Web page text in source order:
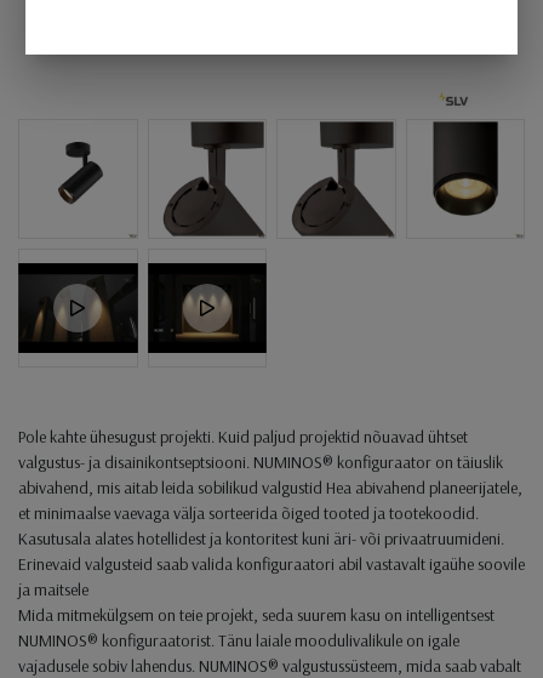
Pole kahte ühesugust projekti. Kuid paljud projektid nõuavad ühtset
valgustus- ja disainikontseptsiooni. NUMINOS® konfiguraator on täiuslik
abivahend, mis aitab leida sobilikud valgustid Hea abivahend planeerijatele,
et minimaalse vaevaga välja sorteerida õiged tooted ja tootekoodid.
Kasutusala alates hotellidest ja kontoritest kuni äri- või privaatruumideni.
Erinevaid valgusteid saab valida konfiguraatori abil vastavalt igaühe soovile
ja maitsele
Mida mitmekülgsem on teie projekt, seda suurem kasu on intelligentsest
NUMINOS® konfiguraatorist. Tänu laiale moodulivalikule on igale
vajadusele sobiv lahendus. NUMINOS® valgustussüsteem, mida saab vabalt